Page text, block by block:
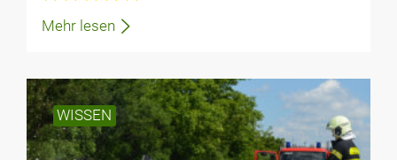
Mehr lesen
WISSEN